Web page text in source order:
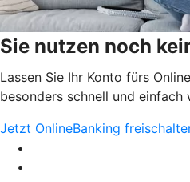
Sie nutzen noch
Lassen Sie Ihr Konto fürs
besonders schnell und einfach
Jetzt OnlineBanking